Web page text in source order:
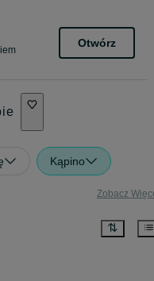
Otwórz
Kąpino
Zobacz